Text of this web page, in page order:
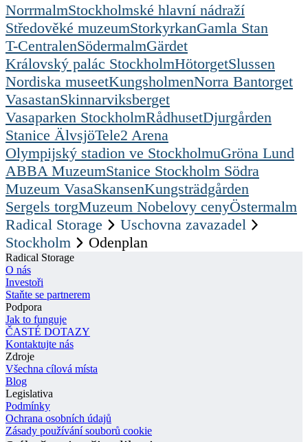
NorrmalmStockholmské hlavní nádraží
Středověké muzeumStorkyrkanGamla Stan
T-CentralenSödermalmGärdet
Královský palác StockholmHötorgetSlussen
Nordiska museetKungsholmenNorra Bantorget
VasastanSkinnarviksberget
Vasaparken StockholmRådhusetDjurgården
Stanice ÄlvsjöTele2 Arena
Olympijský stadion ve StockholmuGröna Lund
ABBA MuzeumStanice Stockholm Södra
Muzeum VasaSkansenKungsträdgården
Sergels torgMuzeum Nobelovy cenyÖstermalm
Radical Storage
Uschovna zavazadel
Stockholm
Odenplan
Radical Storage
O nás
Investoři
Staňte se partnerem
Podpora
Jak to funguje
ČASTÉ DOTAZY
Kontaktujte nás
Zdroje
Všechna cílová místa
Blog
Legislativa
Podmínky
Ochrana osobních údajů
Zásady používání souborů cookie